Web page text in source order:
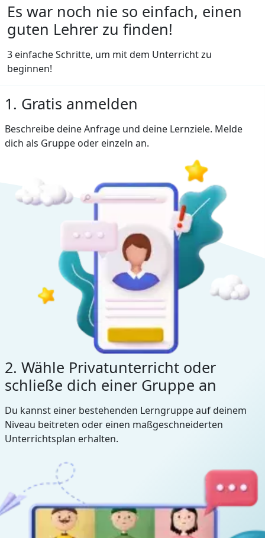
Es war noch nie so einfach, einen
guten Lehrer zu finden!
3 einfache Schritte, um mit dem Unterricht zu
beginnen!
1. Gratis anmelden
Beschreibe deine Anfrage und deine Lernziele. Melde
dich als Gruppe oder einzeln an.
2. Wähle Privatunterricht oder
schließe dich einer Gruppe an
Du kannst einer bestehenden Lerngruppe auf deinem
Niveau beitreten oder einen maßgeschneiderten
Unterrichtsplan erhalten.